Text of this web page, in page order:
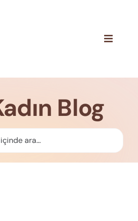
Toggle
İletişim
Blog